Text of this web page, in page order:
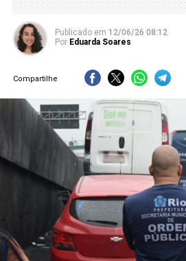
Publicado em 12/06/26 08:12
Por Eduarda Soares
Compartilhe